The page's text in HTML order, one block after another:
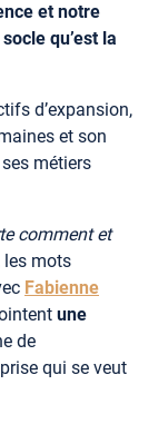
et notre
qu’est la
d’expansion,
et son
métiers
comment et
mots
Fabienne
une
de
qui se veut